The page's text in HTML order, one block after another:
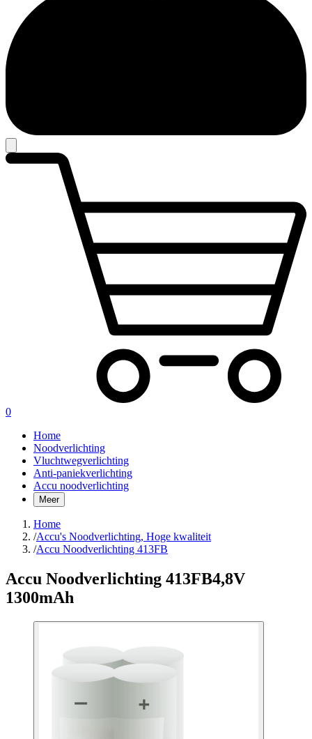
0
Home
Noodverlichting
Vluchtwegverlichting
Anti-paniekverlichting
Accu noodverlichting
Meer
Home
/Accu's Noodverlichting, Hoge kwaliteit
/Accu Noodverlichting 413FB
Accu Noodverlichting 413FB4,8V
1300mAh